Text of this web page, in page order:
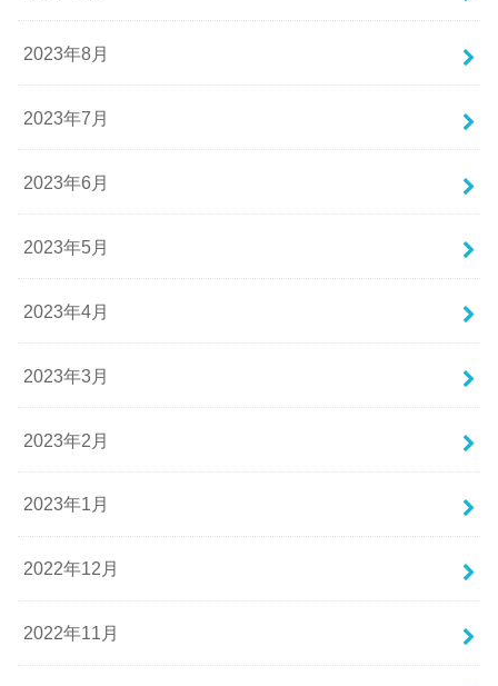
2023年8月
2023年7月
2023年6月
2023年5月
2023年4月
2023年3月
2023年2月
2023年1月
2022年12月
2022年11月